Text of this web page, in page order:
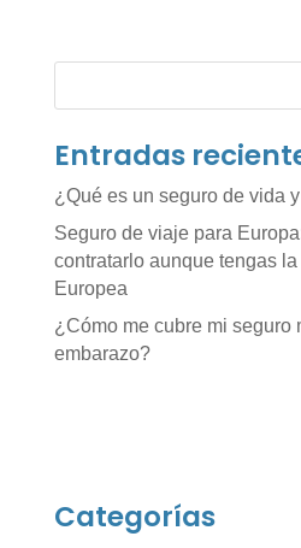
Entradas
¿Qué es un seguro de vida
Seguro de viaje para
contratarlo aunque tengas
Europea
¿Cómo me cubre mi seguro
embarazo?
Categorías